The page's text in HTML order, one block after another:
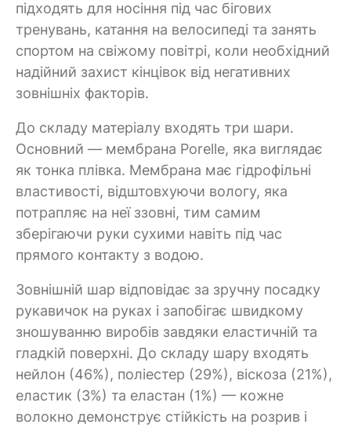
підходять для носіння під час бігових
тренувань, катання на велосипеді та занять
спортом на свіжому повітрі, коли необхідний
надійний захист кінцівок від негативних
зовнішніх факторів.
До складу матеріалу входять три шари.
Основний — мембрана Porelle, яка виглядає
як тонка плівка. Мембрана має гідрофільні
властивості, відштовхуючи вологу, яка
потрапляє на неї ззовні, тим самим
зберігаючи руки сухими навіть під час
прямого контакту з водою.
Зовнішній шар відповідає за зручну посадку
рукавичок на руках і запобігає швидкому
зношуванню виробів завдяки еластичній та
гладкій поверхні. До складу шару входять
нейлон (46%), поліестер (29%), віскоза (21%),
еластик (3%) та еластан (1%) — кожне
волокно демонструє стійкість на розрив і